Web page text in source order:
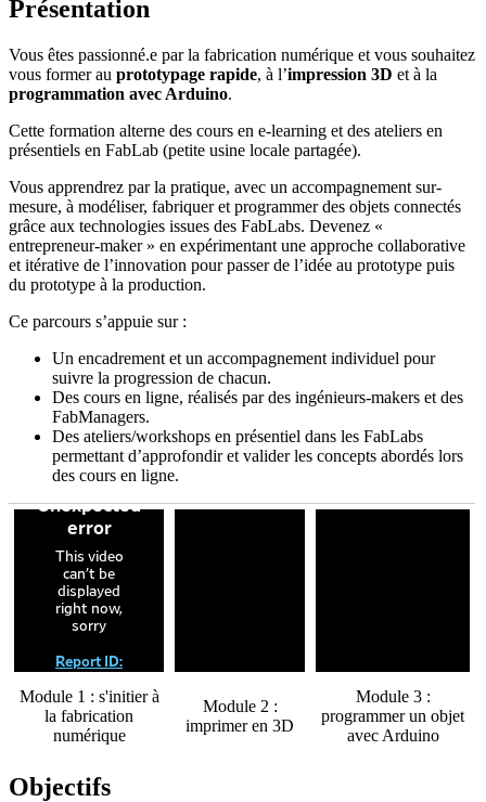
Présentation
Vous êtes passionné.e par la fabrication numérique et vous souhaitez
vous former au prototypage rapide, à l’impression 3D et à la
programmation avec Arduino.
Cette formation alterne des cours en e-learning et des ateliers en
présentiels en FabLab (petite usine locale partagée).
Vous apprendrez par la pratique, avec un accompagnement sur-
mesure, à modéliser, fabriquer et programmer des objets connectés
grâce aux technologies issues des FabLabs. Devenez «
entrepreneur-maker » en expérimentant une approche collaborative
et itérative de l’innovation pour passer de l’idée au prototype puis
du prototype à la production.
Ce parcours s’appuie sur :
Un encadrement et un accompagnement individuel pour
suivre la progression de chacun.
Des cours en ligne, réalisés par des ingénieurs-makers et des
FabManagers.
Des ateliers/workshops en présentiel dans les FabLabs
permettant d’approfondir et valider les concepts abordés lors
des cours en ligne.
Module 1 : s'initier à
la fabrication
numérique
Module 2 :
imprimer en 3D
Module 3 :
programmer un objet
avec Arduino
Objectifs